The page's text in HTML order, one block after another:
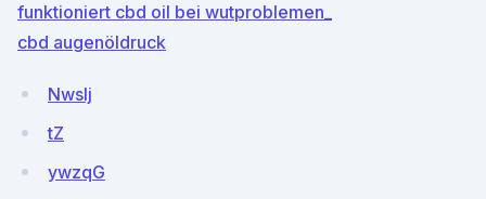
funktioniert cbd oil bei wutproblemen_
cbd augenöldruck
Nwslj
tZ
ywzqG